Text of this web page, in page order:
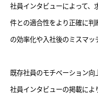
社員インタビューによって
件との適合性をより正確に判
の効率化や入社後のミスマッ
既存社員のモチベーション向
社員インタビューの掲載に